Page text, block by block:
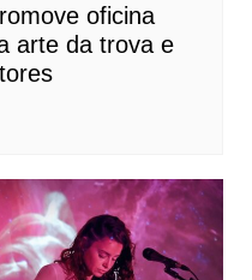
oficina
arte da trova e